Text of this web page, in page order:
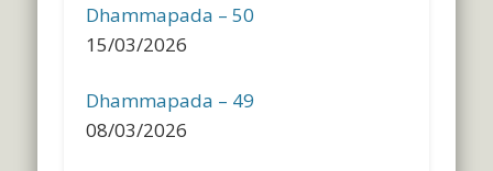
Dhammapada – 50
15/03/2026
Dhammapada – 49
08/03/2026